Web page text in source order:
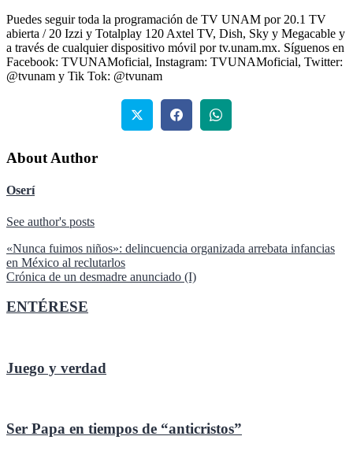
Puedes seguir toda la programación de TV UNAM por 20.1 TV
abierta / 20 Izzi y Totalplay 120 Axtel TV, Dish, Sky y Megacable y
a través de cualquier dispositivo móvil por tv.unam.mx. Síguenos en
Facebook: TVUNAMoficial, Instagram: TVUNAMoficial, Twitter:
@tvunam y Tik Tok: @tvunam
About Author
Oserí
See author's posts
Navegación
de
entradas
«Nunca fuimos niños»: delincuencia organizada arrebata infancias
en México al reclutarlos
Crónica de un desmadre anunciado (I)
ENTÉRESE
Juego y verdad
Ser Papa en tiempos de “anticristos”